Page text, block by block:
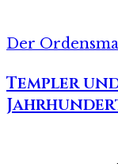
Der
Templer und